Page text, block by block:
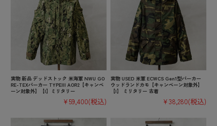
実物 新品 デッドストック 米海軍 NWU GO
RE-TEXパーカー TYPEIII AOR2【キャンペ
ーン対象外】【I】ミリタリー
¥59,400(税込)
実物 USED 米軍 ECWCS Gen1型パーカー
ウッドランドカモ【キャンペーン対象外】
【I】 ミリタリー 古着
¥38,280(税込)